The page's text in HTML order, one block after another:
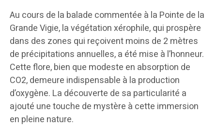
Au cours de la balade commentée à la Pointe de la
Grande Vigie, la végétation xérophile, qui prospère
dans des zones qui reçoivent moins de 2 mètres
de précipitations annuelles, a été mise à l’honneur.
Cette flore, bien que modeste en absorption de
CO2, demeure indispensable à la production
d’oxygène. La découverte de sa particularité a
ajouté une touche de mystère à cette immersion
en pleine nature.